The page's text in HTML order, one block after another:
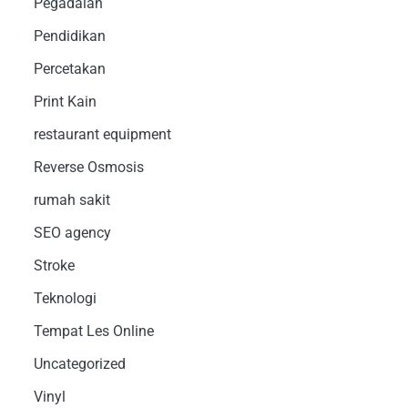
Pendidikan
Percetakan
Print Kain
restaurant equipment
Reverse Osmosis
rumah sakit
SEO agency
Stroke
Teknologi
Tempat Les Online
Uncategorized
Vinyl